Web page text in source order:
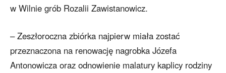
w Wilnie grób Rozalii Zawistanowicz.
– Zeszłoroczna zbiórka najpierw miała zostać
przeznaczona na renowację nagrobka Józefa
Antonowicza oraz odnowienie malatury kaplicy rodziny